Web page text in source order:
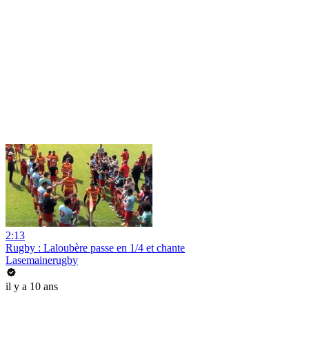
2:13
Rugby : Laloubère passe en 1/4 et chante
Lasemainerugby
il y a 10 ans